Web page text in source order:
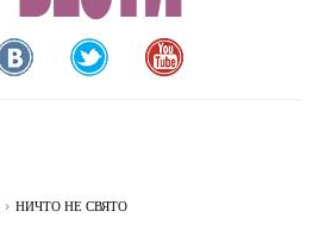
НИЧТО НЕ СВЯТО